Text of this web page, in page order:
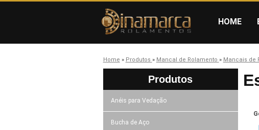
HOME
Home » Produtos » Mancal de Rolamento » Mancais de
Produtos
Anéis para Vedação
Bucha de Aço